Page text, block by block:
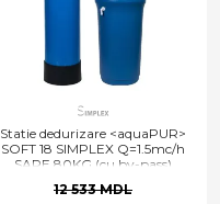
Statie dedurizare <aquaPUR>
SOFT 18 SIMPLEX Q=1.5mc/h
SARE 80KG (cu by-pass)
12 533 MDL